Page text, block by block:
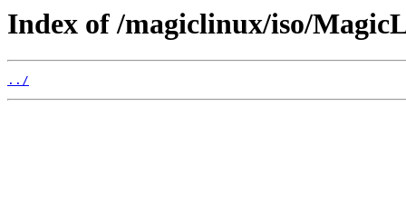
Index of /magiclinux/iso/
../